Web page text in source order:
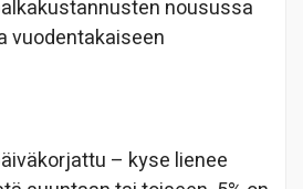
nousussa
vuodentakaiseen
– kyse lienee